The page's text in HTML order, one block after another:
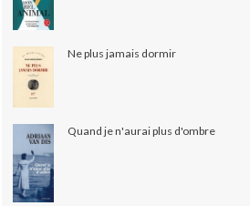
Ne plus jamais dormir
Quand je n'aurai plus d'ombre